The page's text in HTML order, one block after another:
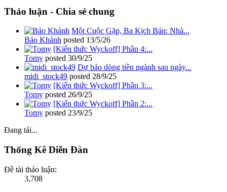
Thảo luận - Chia sẻ chung
Một Cuộc Gặp, Ba Kịch Bản: Nhà...
Bảo Khánh posted 13/5/26
[Kiến thức Wyckoff] Phần 4:...
Tomy posted 30/9/25
Dự báo dòng tiền ngành sau ngày...
midi_stock49 posted 28/9/25
[Kiến thức Wyckoff] Phần 3:...
Tomy posted 26/9/25
[Kiến thức Wyckoff] Phần 2:...
Tomy posted 23/9/25
Đang tải...
Thống Kê Diễn Đàn
Đề tài thảo luận:
3,708